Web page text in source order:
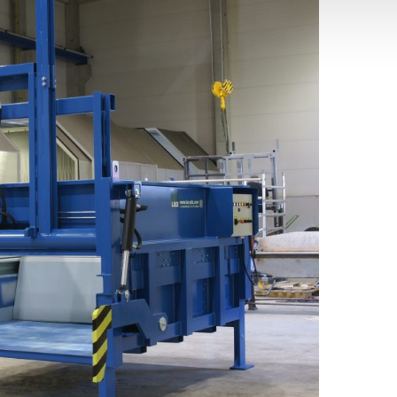
PRE OCHRANU ŽIVOTNÉHO PROSTREDIA